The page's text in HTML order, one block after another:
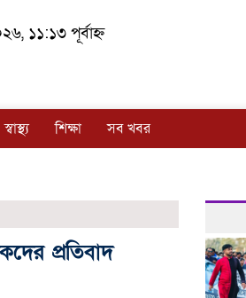
১১:১৩ পূর্বাহ্ন
স্বাস্থ্য শিক্ষা সব খবর
প্রতিবাদ